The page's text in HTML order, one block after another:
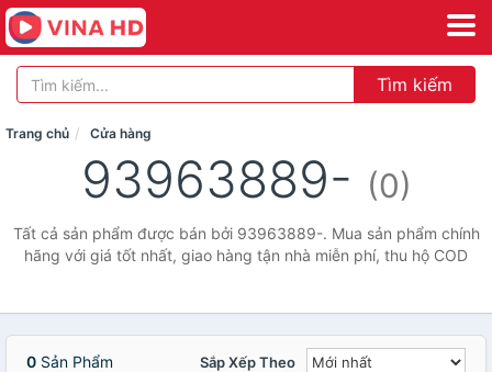
Tìm kiếm
Trang chủ Cửa hàng
93963889- (0)
Tất cả sản phẩm được bán bởi 93963889-. Mua sản phẩm chính
hãng với giá tốt nhất, giao hàng tận nhà miễn phí, thu hộ COD
0 Sản Phẩm Sắp Xếp Theo